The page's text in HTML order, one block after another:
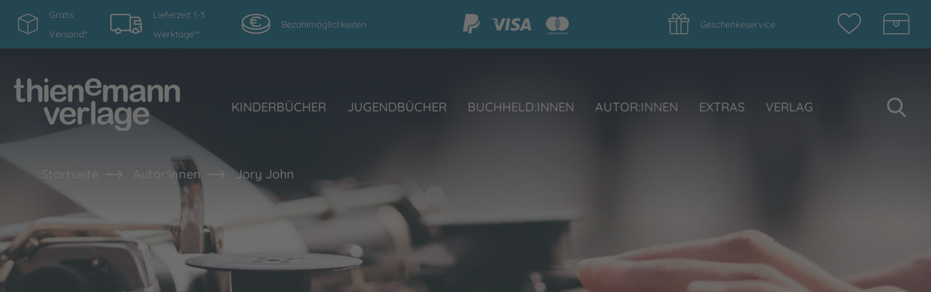
Gratis
Versand*
Lieferzeit 1-3
Werktage**
Bezahlmöglichkeiten Geschenkeservice
KINDERBÜCHER JUGENDBÜCHER BUCHHELD:INNEN AUTOR:INNEN EXTRAS VERLAG
Startseite Autor:innen Jory John